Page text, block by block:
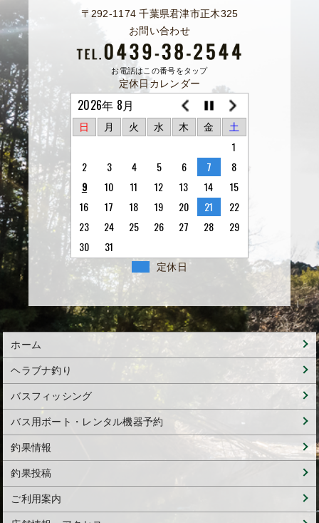
〒292-1174 千葉県君津市正木325
お問い合わせ
お電話はこの番号をタップ
定休日カレンダー
2026年 8月
日 月 火 水 木 金 土
1
2
3 4 5 6 7
8
9
10 11 12 13 14
15
16
17 18 19 20 21
22
23
24 25 26 27 28
29
30
31
定休日
ホーム
ヘラブナ釣り
バスフィッシング
バス用ボート・レンタル機器予約
釣果情報
釣果投稿
ご利用案内